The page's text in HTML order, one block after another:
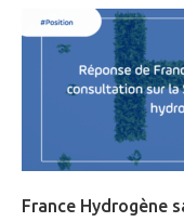
France Hydrogène